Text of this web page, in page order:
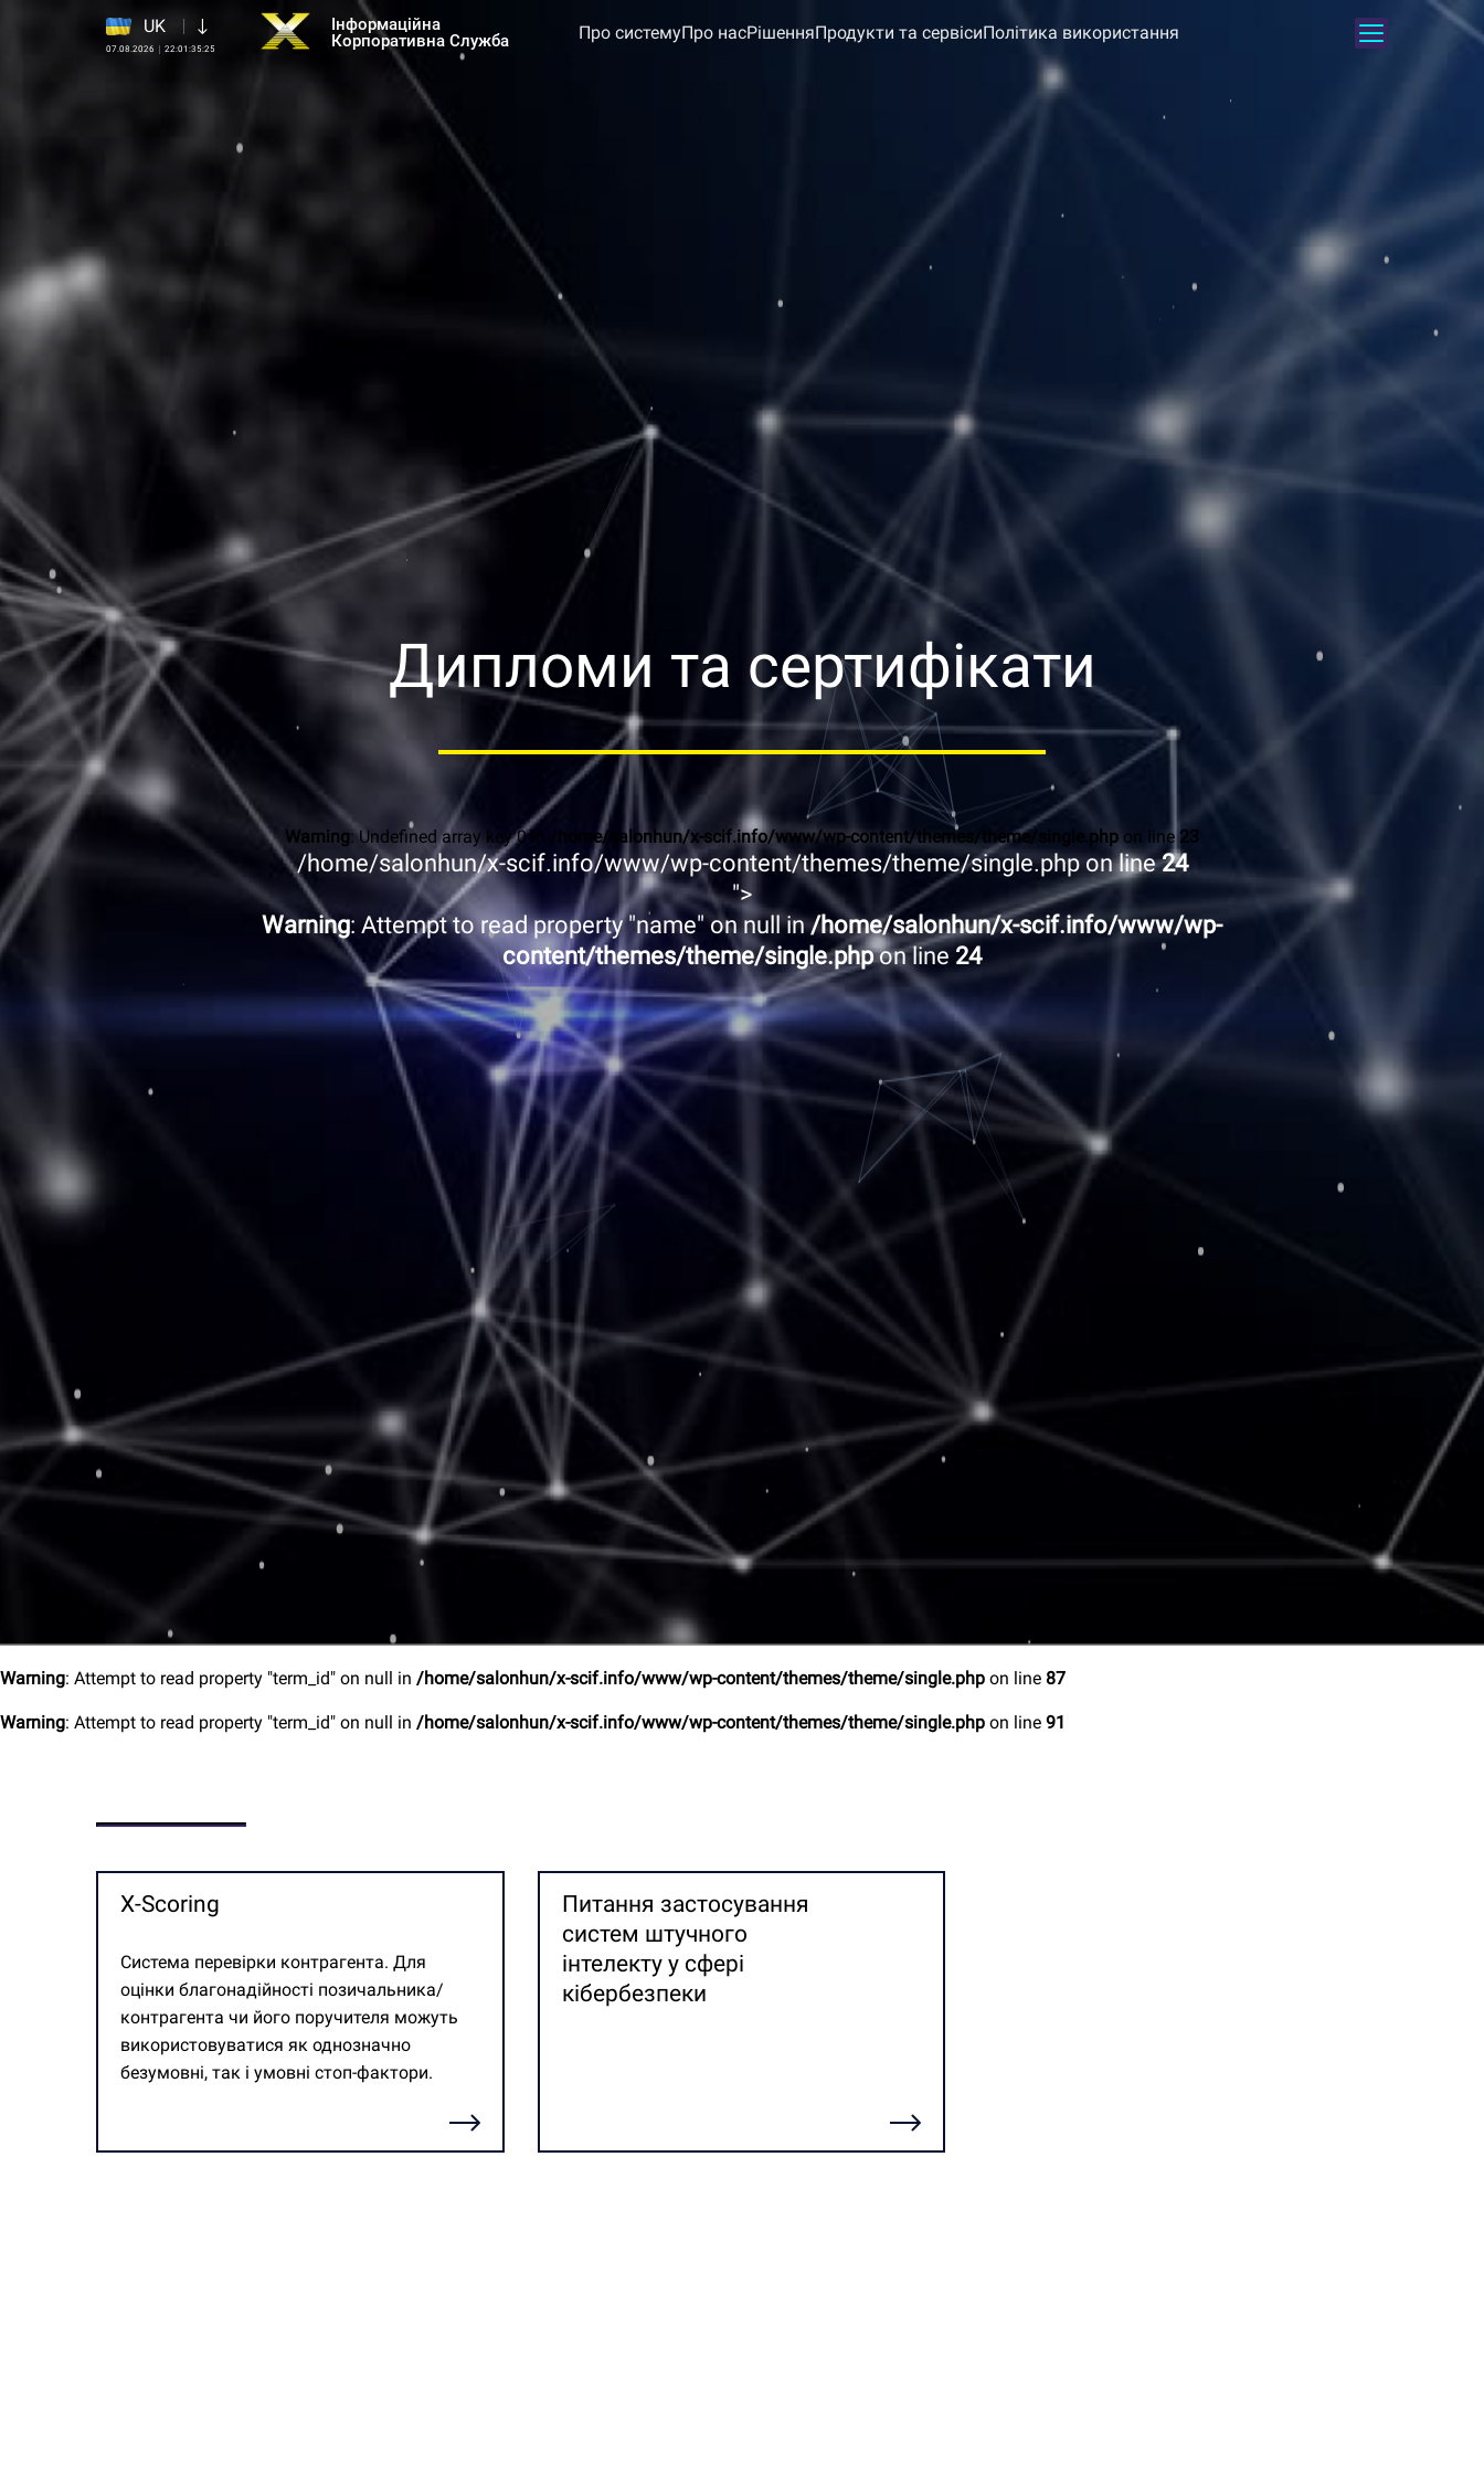
UK
07.08.2026 22:01:36:50
Інформаційна
Корпоративна Служба
Про системуПро насРішенняПродукти та сервісиПолітика використання
Дипломи та сертифікати
Warning: Undefined array key 0 in /home/salonhun/x-scif.info/www/wp-content/themes/theme/single.php on line 23
/home/salonhun/x-scif.info/www/wp-content/themes/theme/single.php on line24
">
Warning: Attempt to read property "name" on null in/home/salonhun/x-scif.info/www/wp-
content/themes/theme/single.phpon line 24
Warning: Attempt to read property "term_id" on null in /home/salonhun/x-scif.info/www/wp-content/themes/theme/single.php on line 87
Warning: Attempt to read property "term_id" on null in /home/salonhun/x-scif.info/www/wp-content/themes/theme/single.php on line 91
X-Scoring
Система перевірки контрагента. Для
оцінки благонадійності позичальника/
контрагента чи його поручителя можуть
використовуватися як однозначно
безумовні, так і умовні стоп-фактори.
Питання застосування
систем штучного
інтелекту у сфері
кібербезпеки